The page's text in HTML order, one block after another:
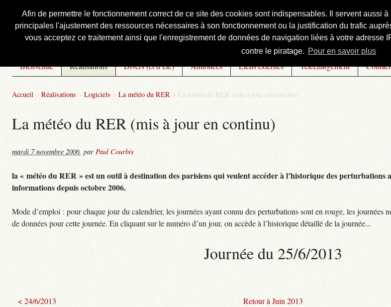
Afin de permettre le fonctionnement correct de ce site des cookies sont indispensables. Il servent aussi
principales l'ajustement des ressources nécessaires à son fonctionnement ou la justification du trafic
vous acceptez ce traitement ainsi que l'enregistrement de données de navigation liées à votre adresse
contre le piratage. Pour en savoir plus
Courbis, « LE » Blog Officiel
Bienvenue Réalisations Divers (et d’été) Annonces Liens externes Téléchargement Contact
Accueil > Réalisations > Logiciels > La météo du RER > La météo du RER (mis à jour en continu)
La météo du RER (mis à jour en continu)
mardi 7 novembre 2006, par Paul Courbis
la « météo du RER » est un outil à destination des parisiens qui veulent accéder à l’historique des perturbations
informations depuis octobre 2006.
Mode d’emploi : pour chaque jour du calendrier, les journées ayant connu des perturbations sont en rouge, les journées
de données pour cette journée. En cliquant sur le numéro d’un jour, on accède à l’historique détaillé de la journée...
Journée du 25/6/2013
< 24/6/2013 Retour à Juin 2013